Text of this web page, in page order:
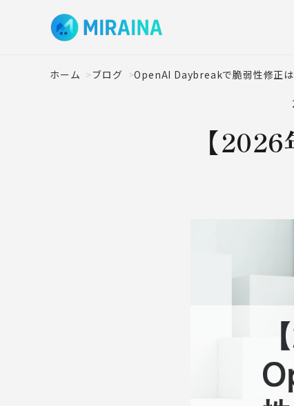
ホーム ブログ OpenAI Daybreakで脆弱性修正
【